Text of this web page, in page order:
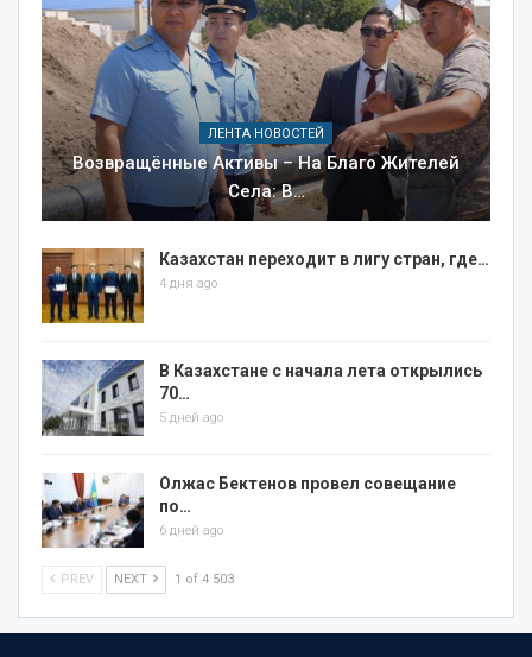
ЛЕНТА НОВОСТЕЙ
Возвращённые Активы – На Благо Жителей
Села: В…
Казахстан переходит в лигу стран, где…
4 дня ago
В Казахстане с начала лета открылись
70…
5 дней ago
Олжас Бектенов провел совещание
по…
6 дней ago
PREV NEXT 1 of 4 503